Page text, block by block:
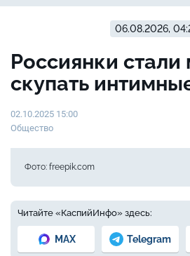
06.08.2026,
Россиянки стали
скупать
02.10.2025 15:00
Общество
Фото: freepik.com
Читайте «КаспийИнфо» здесь:
MAX Telegram